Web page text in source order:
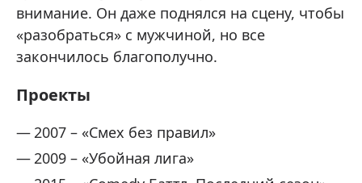
внимание. Он даже поднялся на сцену, чтобы
«разобраться» с мужчиной, но все
закончилось благополучно.
Проекты
2007 – «Смех без правил»
2009 – «Убойная лига»